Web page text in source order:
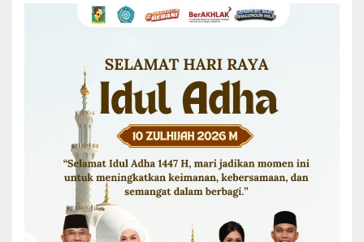
bersama Pemkab Simalungun selalu berjalan dengan kompak.
terlaksana dengan baik dengan bantuan Pemkab Simalungun, dan
berharap kegiatan ini memberikan dampak signifikan kepada
masyarakat serta mengharumkan nama kedua lembaga.
Selain itu Dandim juga mengharapkan agar TMMD ini mendapatkan
penghargaan yang nantinya diterima oleh Bupati Simalungun.
Dandim menjelaskan bahwa pembangunan sumur bor telah selaras
dengan program Kasad “Manunggal Air”, sehingga diharapkan
dapat memberikan manfaat yang baik dan mendapatkan penilaian
langsung dari Kasad.